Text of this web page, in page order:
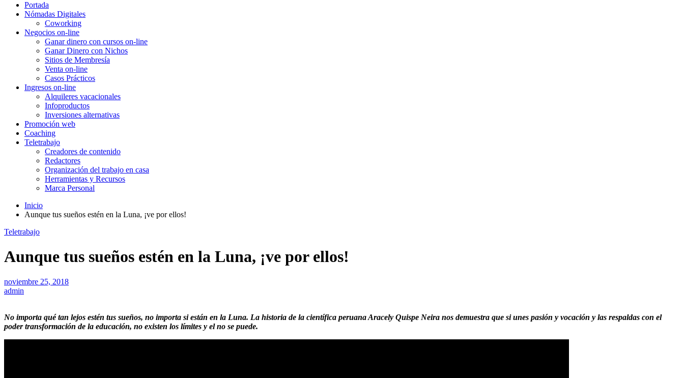
Portada
Nómadas Digitales
Coworking
Negocios on-line
Ganar dinero con cursos on-line
Ganar Dinero con Nichos
Sitios de Membresía
Venta on-line
Casos Prácticos
Ingresos on-line
Alquileres vacacionales
Infoproductos
Inversiones alternativas
Promoción web
Coaching
Teletrabajo
Creadores de contenido
Redactores
Organización del trabajo en casa
Herramientas y Recursos
Marca Personal
Inicio
Aunque tus sueños estén en la Luna, ¡ve por ellos!
Teletrabajo
Aunque tus sueños estén en la Luna, ¡ve por ellos!
noviembre 25, 2018
admin
No importa qué tan lejos estén tus sueños, no importa si están en la Luna. La historia de la científica peruana Aracely Quispe Neira nos demuestra que si unes pasión y vocación y las respaldas con el
poder transformación de la educación, no existen los límites y el no se puede.